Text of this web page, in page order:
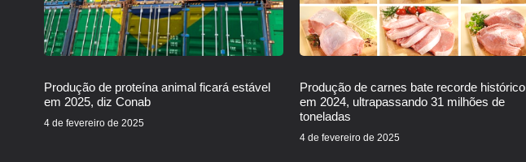
Produção de proteína animal ficará estável
em 2025, diz Conab
4 de fevereiro de 2025
Produção de carnes bate recorde histórico
em 2024, ultrapassando 31 milhões de
toneladas
4 de fevereiro de 2025